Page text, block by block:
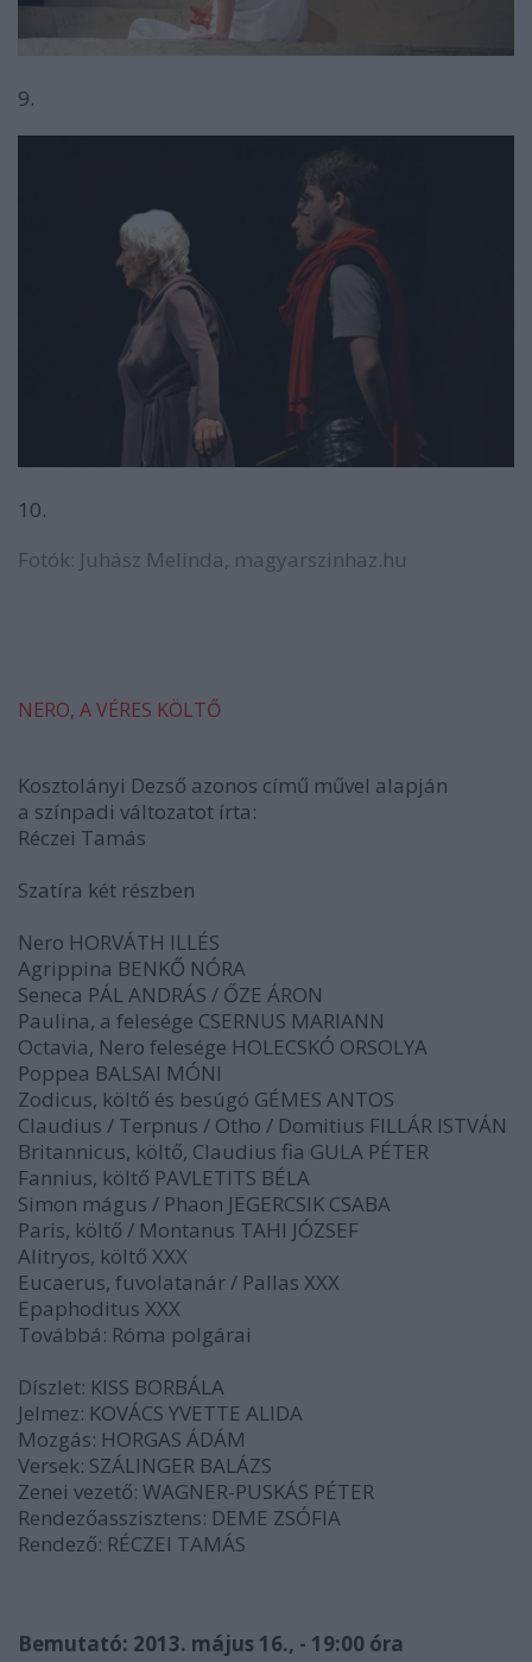
9.
10.
Fotók: Juhász Melinda, magyarszinhaz.hu
NERO, A VÉRES KÖLTŐ
Kosztolányi Dezső azonos című művel alapján
a színpadi változatot írta:
Réczei Tamás
Szatíra két részben
Nero HORVÁTH ILLÉS
Agrippina BENKŐ NÓRA
Seneca PÁL ANDRÁS / ŐZE ÁRON
Paulina, a felesége CSERNUS MARIANN
Octavia, Nero felesége HOLECSKÓ ORSOLYA
Poppea BALSAI MÓNI
Zodicus, költő és besúgó GÉMES ANTOS
Claudius / Terpnus / Otho / Domitius FILLÁR ISTVÁN
Britannicus, költő, Claudius fia GULA PÉTER
Fannius, költő PAVLETITS BÉLA
Simon mágus / Phaon JEGERCSIK CSABA
Paris, költő / Montanus TAHI JÓZSEF
Alitryos, költő XXX
Eucaerus, fuvolatanár / Pallas XXX
Epaphoditus XXX
Továbbá: Róma polgárai
Díszlet: KISS BORBÁLA
Jelmez: KOVÁCS YVETTE ALIDA
Mozgás: HORGAS ÁDÁM
Versek: SZÁLINGER BALÁZS
Zenei vezető: WAGNER-PUSKÁS PÉTER
Rendezőasszisztens: DEME ZSÓFIA
Rendező: RÉCZEI TAMÁS
Bemutató: 2013. május 16., - 19:00 óra